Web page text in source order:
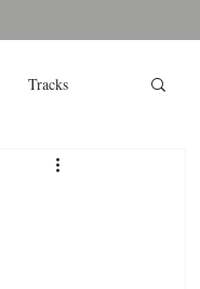
Tracks